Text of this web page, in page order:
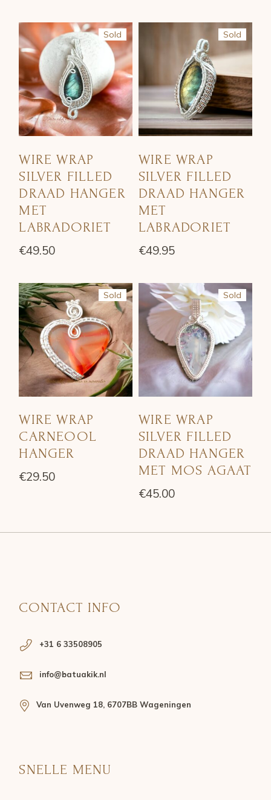
Sold
WIRE WRAP
SILVER FILLED
DRAAD HANGER
MET
LABRADORIET
€49.50
Sold
WIRE WRAP
SILVER FILLED
DRAAD HANGER
MET
LABRADORIET
€49.95
Sold
WIRE WRAP
CARNEOOL
HANGER
€29.50
Sold
WIRE WRAP
SILVER FILLED
DRAAD HANGER
MET MOS AGAAT
€45.00
CONTACT INFO
+31 6 33508905
info@batuakik.nl
Van Uvenweg 18, 6707BB Wageningen
SNELLE MENU